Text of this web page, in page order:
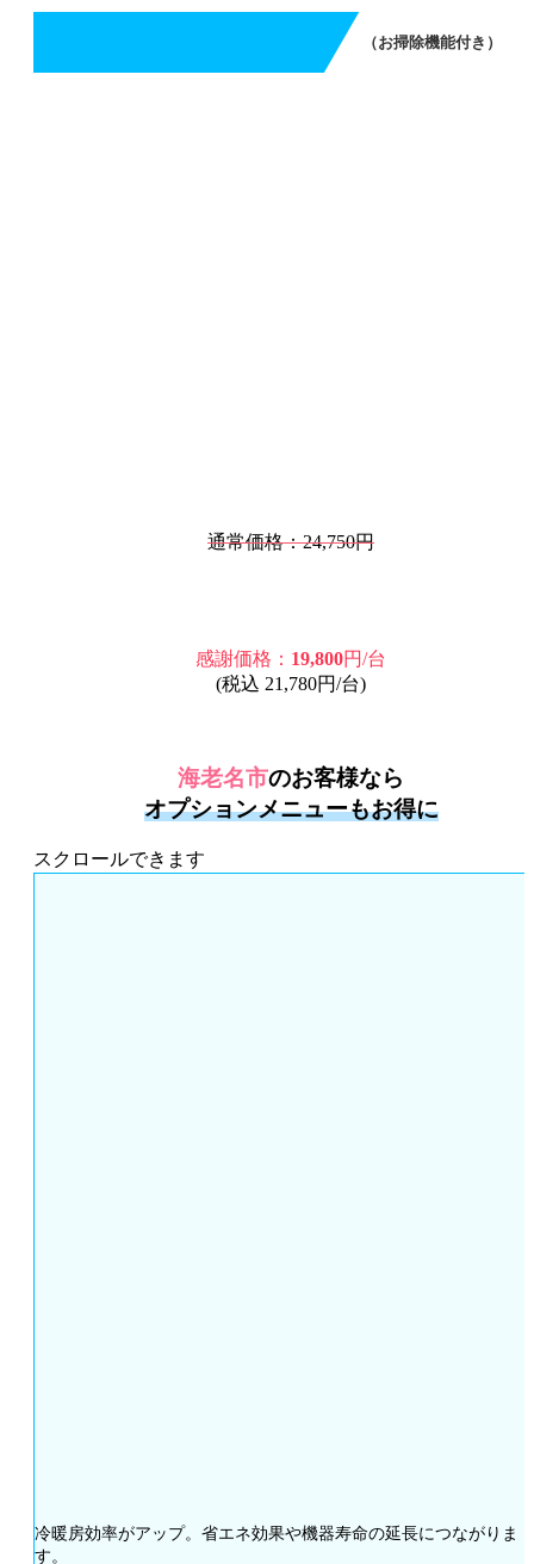
エアコンクリーニング（お掃除機能付き）
（お掃除機能付き）
通常価格：24,750円
感謝価格： 19,800円/台
(税込 21,780円/台)
海老名市のお客様なら
オプションメニューもお得に
スクロールできます
冷暖房効率がアップ。省エネ効果や機器寿命の延長につながりま
す。